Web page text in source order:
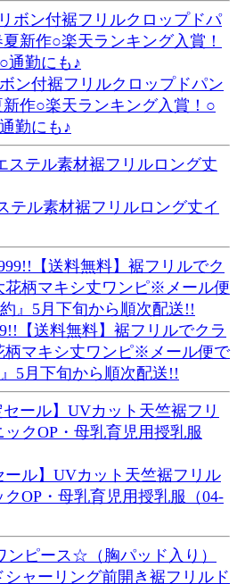
ン付裾フリルクロップドパン
作○楽天ランキング入賞！○
勤にも♪
テル素材裾フリルロング丈イ
【送料無料】裾フリルでクラ
マキシ丈ワンピ※メール便で
5月下旬から順次配送!!
ール】UVカット天竺裾フリル
OP・母乳育児用授乳服（04-